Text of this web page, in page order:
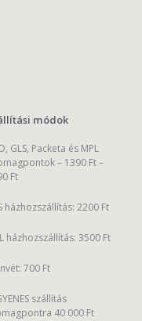
módok
GLS, Packeta és MPL
– 1390 Ft –
Ft
házhozszállítás: 2200 Ft
házhozszállítás: 3500 Ft
700 Ft
szállítás
40 000 Ft